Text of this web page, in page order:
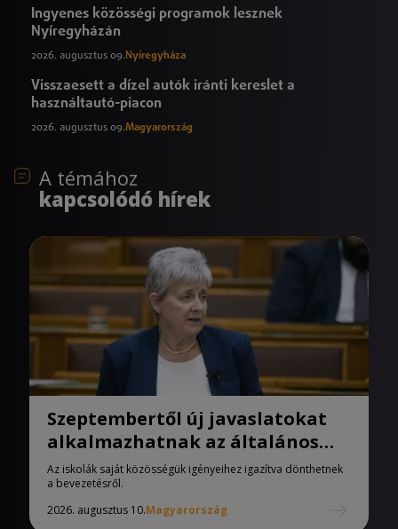
Ingyenes közösségi programok lesznek
Nyíregyházán
2026. augusztus 09. Nyíregyháza
Visszaesett a dízel autók iránti kereslet a
használtautó-piacon
2026. augusztus 09.Magyarország
A témához
kapcsolódó hírek
Szeptembertől új javaslatokat
alkalmazhatnak az általános
iskolák
Az iskolák saját közösségük igényeihez igazítva dönthetnek
a bevezetésről.
2026. augusztus 10.Magyarország